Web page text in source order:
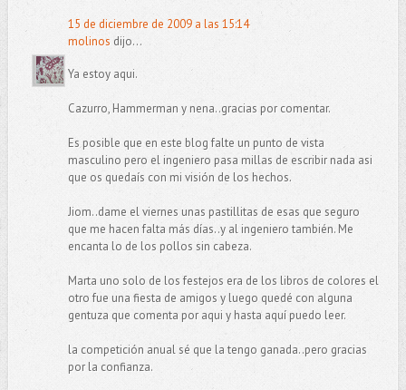
15 de diciembre de 2009 a las 15:14
molinos dijo...
Ya estoy aqui.
Cazurro, Hammerman y nena..gracias por comentar.
Es posible que en este blog falte un punto de vista
masculino pero el ingeniero pasa millas de escribir nada asi
que os quedaís con mi visión de los hechos.
Jiom..dame el viernes unas pastillitas de esas que seguro
que me hacen falta más días..y al ingeniero también. Me
encanta lo de los pollos sin cabeza.
Marta uno solo de los festejos era de los libros de colores el
otro fue una fiesta de amigos y luego quedé con alguna
gentuza que comenta por aqui y hasta aquí puedo leer.
la competición anual sé que la tengo ganada..pero gracias
por la confianza.